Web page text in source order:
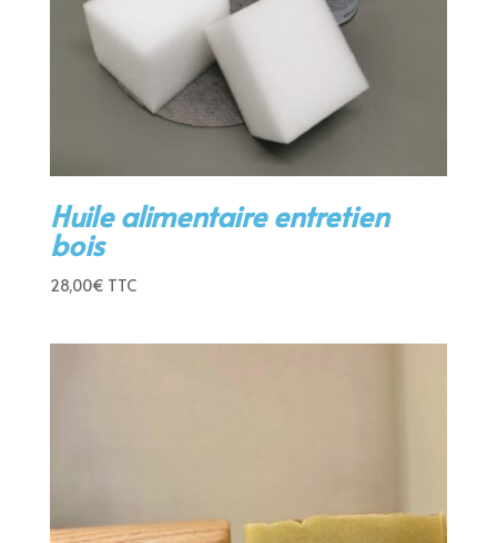
Huile alimentaire entretien
bois
28,00€ TTC